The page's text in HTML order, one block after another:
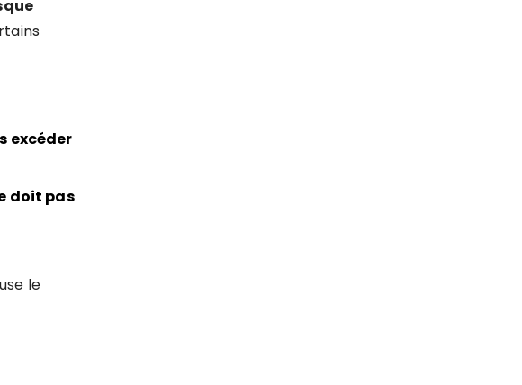
excéder
doit pas
le